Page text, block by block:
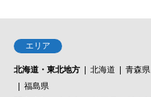
エリア
北海道・東北地方 北海道 青森県
福島県